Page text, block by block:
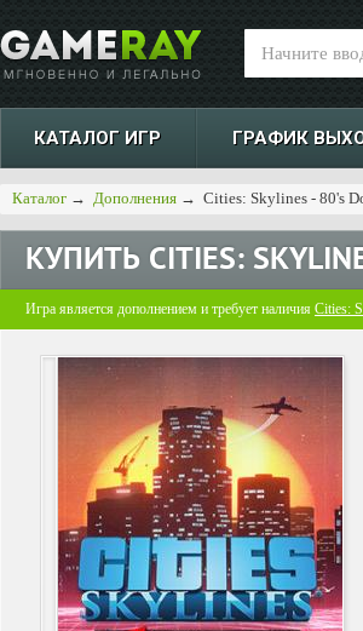
КАТАЛОГ ИГР ГРАФИК
Каталог → Дополнения → Cities: Skylines - 80's
КУПИТЬ CITIES:
Игра является дополнением и требует наличия Cities: